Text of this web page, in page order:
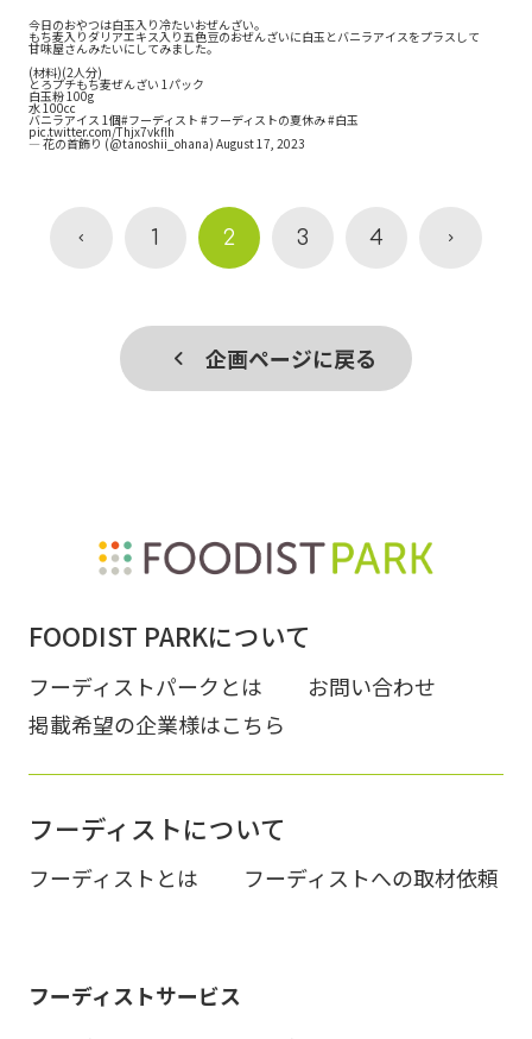
今日のおやつは白玉入り冷たいおぜんざい。
もち麦入りダリアエキス入り五色豆のおぜんざいに白玉とバニラアイスをプラスして
甘味屋さんみたいにしてみました。
(材料)(2人分)
とろプチもち麦ぜんざい 1パック
白玉粉 100g
水 100cc
バニラアイス 1個#フーディスト #フーディストの夏休み#白玉
pic.twitter.com/Thjx7vkflh
— 花の首飾り (@tanoshii_ohana) August 17, 2023
1 2 3 4
企画ページに戻る
FOODIST PARKについて
フーディストパークとは
お問い合わせ
掲載希望の企業様はこちら
フーディストについて
フーディストとは フーディストへの取材依頼
フーディストサービス